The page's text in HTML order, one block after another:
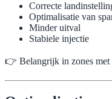
Correcte
Optimalisatie van
Minder uitval
Stabiele injectie
👉 Belangrijk in zones met